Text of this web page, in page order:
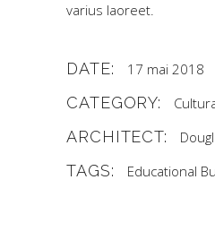
varius laoreet.
DATE: 17 mai 2018
CATEGORY:
ARCHITECT:
TAGS: Educational